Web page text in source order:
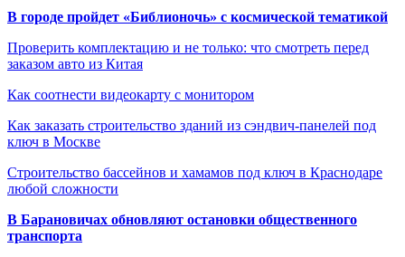
В городе пройдет «Библионочь» с космической тематикой
Проверить комплектацию и не только: что смотреть перед
заказом авто из Китая
Как соотнести видеокарту с монитором
Как заказать строительство зданий из сэндвич-панелей под
ключ в Москве
Строительство бассейнов и хамамов под ключ в Краснодаре
любой сложности
В Барановичах обновляют остановки общественного
транспорта